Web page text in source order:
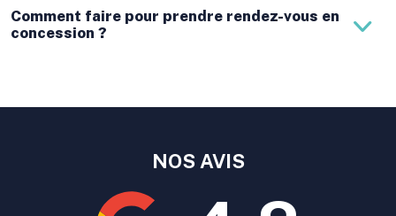
Comment faire pour prendre rendez-vous en
concession ?
NOS AVIS